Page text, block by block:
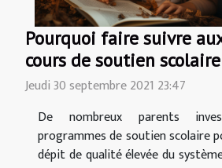
Pourquoi faire suivre
cours de soutien
Jeudi 30 septembre 2021 23:47
De nombreux parents
programmes de soutien scolaire
dépit de qualité élevée du